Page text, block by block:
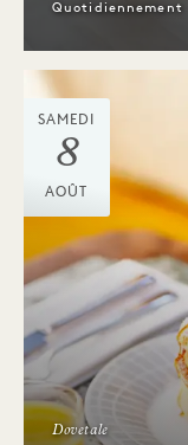
Quotidiennement
SAMEDI
8
AOÛT
Dovetale